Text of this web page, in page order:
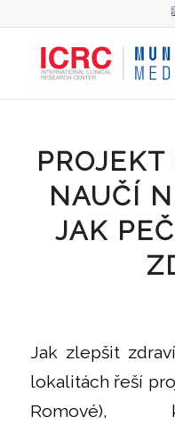
NAUČÍ
JAK
Jak zlepšit
lokalitách řeší
Romové),